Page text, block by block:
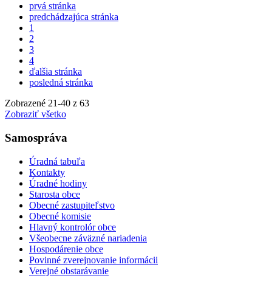
prvá stránka
predchádzajúca stránka
1
2
3
4
ďalšia stránka
posledná stránka
Zobrazené 21-40 z 63
Zobraziť všetko
Samospráva
Úradná tabuľa
Kontakty
Úradné hodiny
Starosta obce
Obecné zastupiteľstvo
Obecné komisie
Hlavný kontrolór obce
Všeobecne záväzné nariadenia
Hospodárenie obce
Povinné zverejnovanie informácii
Verejné obstarávanie